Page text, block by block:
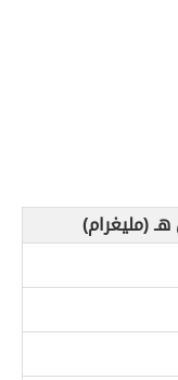
(مليغرام)